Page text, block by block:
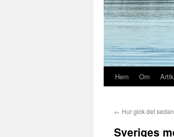
Hem Om
← Hur gick det
Sveriges